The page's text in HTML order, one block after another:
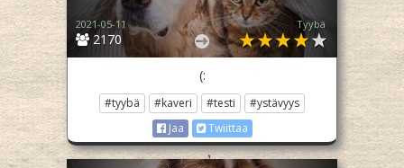
2170
2021-05-11 Tyybä
(:
#tyybä #kaveri #testi
#ystävyys
Jaa
Twiittaa